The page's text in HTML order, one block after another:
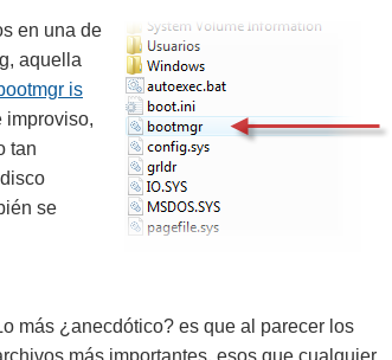
en una de
aquella
is
improviso,
tan
se
más ¿anecdótico? es que al parecer los
más importantes, esos que cualquier